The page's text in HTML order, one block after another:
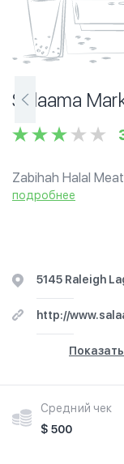
Salaama
Zabihah Halal
5145 Raleigh
подробнее
5145 Raleigh
http://
Средний чек
$ 500